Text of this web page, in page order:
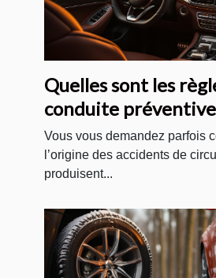
Quelles sont les
conduite préventive
Vous vous demandez parfois
l’origine des accidents de
produisent...